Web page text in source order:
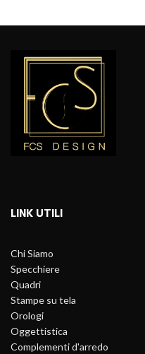
LINK UTILI
Chi Siamo
Specchiere
Quadri
Stampe su tela
Orologi
Oggettistica
Complementi d'arredo